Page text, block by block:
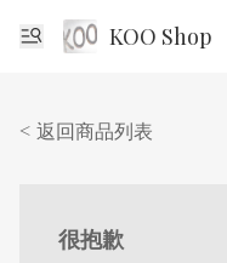
KOO Shop
< 返回商品列表
很抱歉